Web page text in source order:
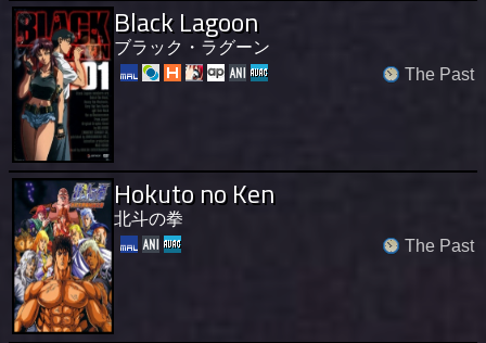
Black Lagoon
ブラック・ラグーン
The Past
Hokuto no Ken
北斗の拳
The Past